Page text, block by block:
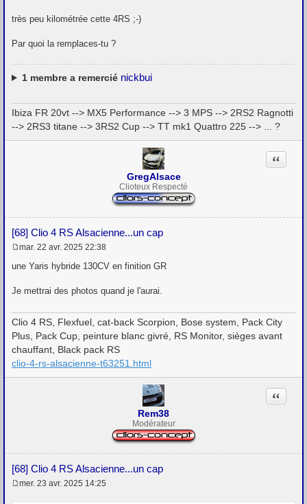
a
e
très peu kilométrée cette 4RS ;-)
Par quoi la remplaces-tu ?
1membre a remercié nickbui
Ibiza FR 20vt --> MX5 Performance --> 3 MPS --> 2RS2 Ragnotti
--> 2RS3 titane --> 3RS2 Cup --> TT mk1 Quattro 225 --> ... ?
GregAlsace
Clioteux Respecté
[68] Clio 4 RS Alsacienne...un cap
Citation
e
a
e
mar. 22 avr. 2025 22:38
une Yaris hybride 130CV en finition GR
Je mettrai des photos quand je l'aurai.
Clio 4 RS, Flexfuel, cat-back Scorpion, Bose system, Pack City
Plus, Pack Cup, peinture blanc givré, RS Monitor, sièges avant
chauffant, Black pack RS
clio-4-rs-alsacienne-t63251.html
Rem38
Modérateur
[68] Clio 4 RS Alsacienne...un cap
Citation
e
mer. 23 avr. 2025 14:25